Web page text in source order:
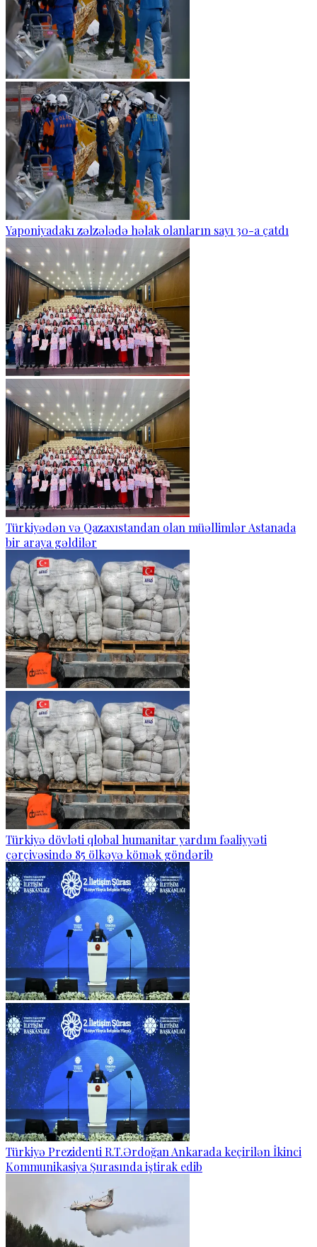
Yaponiyadakı zəlzələdə həlak olanların sayı 30-a çatdı
Türkiyədən və Qazaxıstandan olan müəllimlər Astanada
bir araya gəldilər
Türkiyə dövləti qlobal humanitar yardım fəaliyyəti
çərçivəsində 85 ölkəyə kömək göndərib
Türkiyə Prezidenti R.T.Ərdoğan Ankarada keçirilən İkinci
Kommunikasiya Şurasında iştirak edib